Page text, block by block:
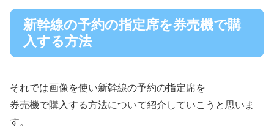
新幹線の予約の指定席を券売機で購
入する方法
それでは画像を使い新幹線の予約の指定席を
券売機で購入する方法について紹介していこうと思いま
す。